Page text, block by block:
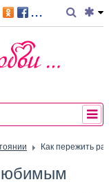
...
Как пережить